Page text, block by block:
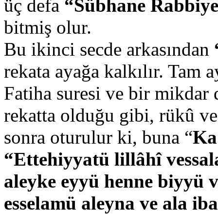
üç defa “Sübhane
bitmiş olur.
Bu ikinci secde arkasından
rekata ayağa kalkılır. Tam
Fatiha suresi ve bir
rekatta olduğu gibi, rükû ve
sonra oturulur ki, buna “
“Ettehiyyatü lillâhî
aleyke eyyü henne biyyü
esselamü aleyna ve ala